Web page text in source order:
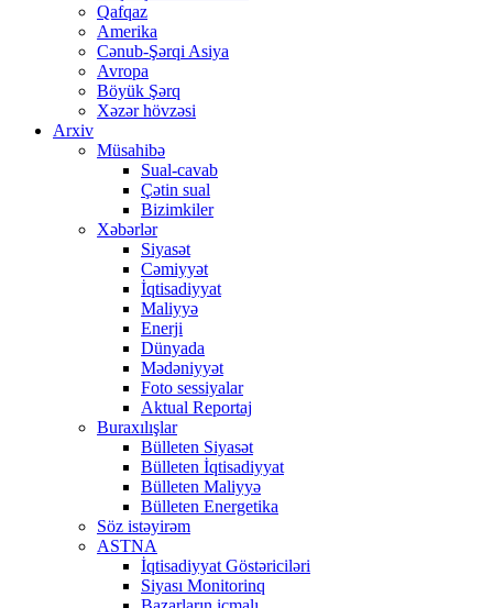
Qafqaz
Amerika
Cənub-Şərqi Asiya
Avropa
Böyük Şərq
Xəzər hövzəsi
Arxiv
Müsahibə
Sual-cavab
Çətin sual
Bizimkiler
Xəbərlər
Siyasət
Cəmiyyət
İqtisadiyyat
Maliyyə
Enerji
Dünyada
Mədəniyyət
Foto sessiyalar
Aktual Reportaj
Buraxılışlar
Bülleten Siyasət
Bülleten İqtisadiyyat
Bülleten Maliyyə
Bülleten Energetika
Söz istəyirəm
ASTNA
İqtisadiyyat Göstəriciləri
Siyası Monitorinq